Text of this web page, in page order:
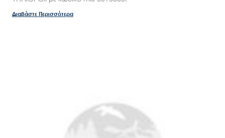
Διαβάστε Περισσότερα